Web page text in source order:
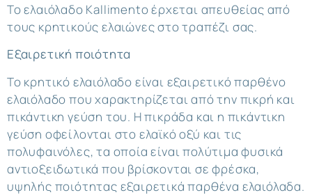
Το ελαιόλαδο Kallimento έρχεται απευθείας από
τους κρητικούς ελαιώνες στο τραπέζι σας.
Εξαιρετική ποιότητα
Το κρητικό ελαιόλαδο είναι εξαιρετικό παρθένο
ελαιόλαδο που χαρακτηρίζεται από την πικρή και
πικάντικη γεύση του. Η πικράδα και η πικάντικη
γεύση οφείλονται στο ελαϊκό οξύ και τις
πολυφαινόλες, τα οποία είναι πολύτιμα φυσικά
αντιοξειδωτικά που βρίσκονται σε φρέσκα,
υψηλής ποιότητας εξαιρετικά παρθένα ελαιόλαδα.